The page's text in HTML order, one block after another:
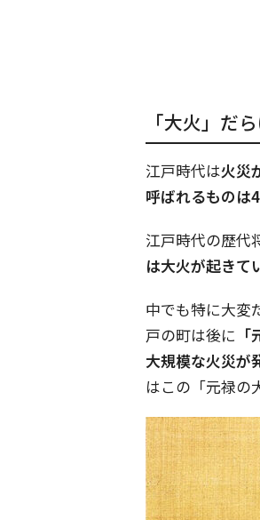
「大火」だ
江戸時代は火災
呼ばれるものは
江戸時代の歴代
は大火が起きて
中でも特に大変
戸の町は後に
大規模な火災が
はこの「元禄の